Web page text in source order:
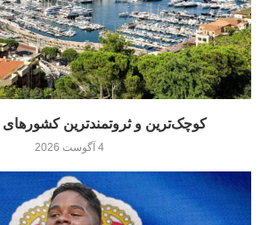
کوچک‌ترین و ثروتمندترین کشورهای
4 آگوست 2026